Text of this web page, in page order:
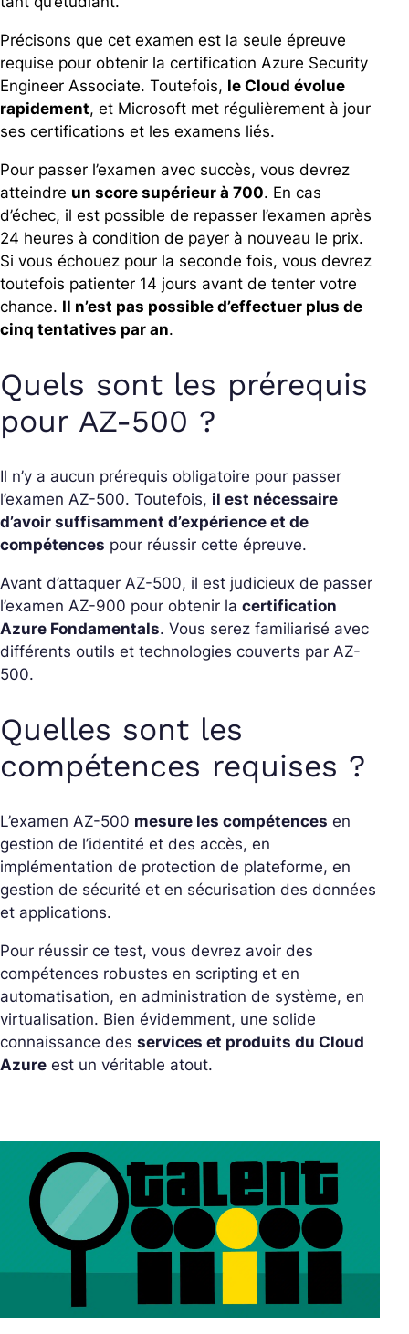
Précisons que cet examen est la seule épreuve
requise pour obtenir la certification Azure Security
Engineer Associate. Toutefois, le Cloud évolue
rapidement, et Microsoft met régulièrement à jour
ses certifications et les examens liés.
Pour passer l’examen avec succès, vous devrez
atteindre un score supérieur à 700. En cas
d’échec, il est possible de repasser l’examen après
24 heures à condition de payer à nouveau le prix.
Si vous échouez pour la seconde fois, vous devrez
toutefois patienter 14 jours avant de tenter votre
chance. Il n’est pas possible d’effectuer plus de
cinq tentatives par an.
Quels sont les prérequis
pour AZ-500 ?
Il n’y a aucun prérequis obligatoire pour passer
l’examen AZ-500. Toutefois, il est nécessaire
d’avoir suffisamment d’expérience et de
compétences pour réussir cette épreuve.
Avant d’attaquer AZ-500, il est judicieux de passer
l’examen AZ-900 pour obtenir la certification
Azure Fondamentals. Vous serez familiarisé avec
différents outils et technologies couverts par AZ-
500.
Quelles sont les
compétences requises ?
L’examen AZ-500 mesure les compétences en
gestion de l’identité et des accès, en
implémentation de protection de plateforme, en
gestion de sécurité et en sécurisation des données
et applications.
Pour réussir ce test, vous devrez avoir des
compétences robustes en scripting et en
automatisation, en administration de système, en
virtualisation. Bien évidemment, une solide
connaissance des services et produits du Cloud
Azure est un véritable atout.